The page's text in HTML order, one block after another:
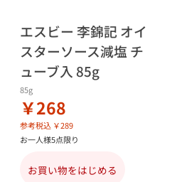
エスビー 李錦記 オイ
スターソース減塩 チ
ューブ入 85g
85g
￥268
参考税込 ￥289
お一人様5点限り
お買い物をはじめる